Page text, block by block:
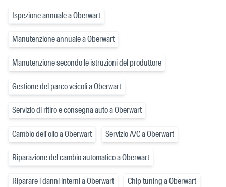
Ispezione annuale a Oberwart
Manutenzione annuale a Oberwart
Manutenzione secondo le istruzioni del produttore
Gestione del parco veicoli a Oberwart
Servizio di ritiro e consegna auto a Oberwart
Cambio dell'olio a Oberwart Servizio A/C a Oberwart
Riparazione del cambio automatico a Oberwart
Riparare i danni interni a Oberwart Chip tuning a Oberwart